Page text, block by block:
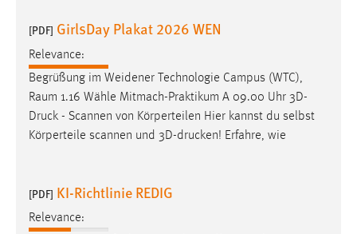
[PDF] GirlsDay Plakat 2026 WEN
Relevance:
Begrüßung im Weidener Technologie Campus (WTC),
Raum 1.16 Wähle Mitmach-Praktikum A 09.00 Uhr 3D-
Druck - Scannen von Körperteilen Hier kannst du selbst
Körperteile scannen und 3D-drucken! Erfahre, wie
[PDF] KI-Richtlinie REDIG
Relevance: